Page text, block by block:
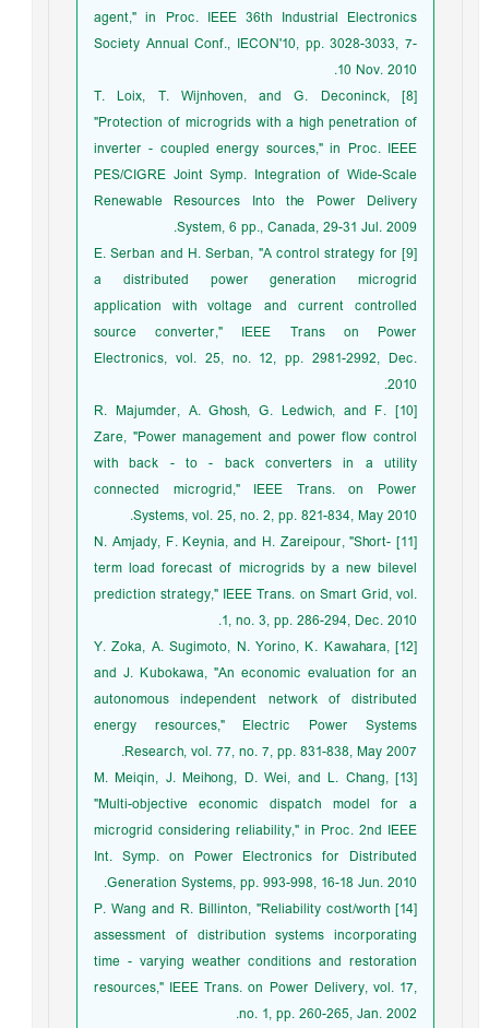
agent," in Proc. IEEE 36th Industrial Electronics
Society Annual Conf., IECON'10, pp. 3028-3033, 7-
10 Nov. 2010.
[8] T. Loix, T. Wijnhoven, and G. Deconinck,
"Protection of microgrids with a high penetration of
inverter - coupled energy sources," in Proc. IEEE
PES/CIGRE Joint Symp. Integration of Wide-Scale
Renewable Resources Into the Power Delivery
System, 6 pp., Canada, 29-31 Jul. 2009.
[9] E. Serban and H. Serban, "A control strategy for
a distributed power generation microgrid
application with voltage and current controlled
source converter," IEEE Trans on Power
Electronics, vol. 25, no. 12, pp. 2981-2992, Dec.
2010.
[10] R. Majumder, A. Ghosh, G. Ledwich, and F.
Zare, "Power management and power flow control
with back - to - back converters in a utility
connected microgrid," IEEE Trans. on Power
Systems, vol. 25, no. 2, pp. 821-834, May 2010.
[11] N. Amjady, F. Keynia, and H. Zareipour, "Short-
term load forecast of microgrids by a new bilevel
prediction strategy," IEEE Trans. on Smart Grid, vol.
1, no. 3, pp. 286-294, Dec. 2010.
[12] Y. Zoka, A. Sugimoto, N. Yorino, K. Kawahara,
and J. Kubokawa, "An economic evaluation for an
autonomous independent network of distributed
energy resources," Electric Power Systems
Research, vol. 77, no. 7, pp. 831-838, May 2007.
[13] M. Meiqin, J. Meihong, D. Wei, and L. Chang,
"Multi-objective economic dispatch model for a
microgrid considering reliability," in Proc. 2nd IEEE
Int. Symp. on Power Electronics for Distributed
Generation Systems, pp. 993-998, 16-18 Jun. 2010.
[14] P. Wang and R. Billinton, "Reliability cost/worth
assessment of distribution systems incorporating
time - varying weather conditions and restoration
resources," IEEE Trans. on Power Delivery, vol. 17,
no. 1, pp. 260-265, Jan. 2002.